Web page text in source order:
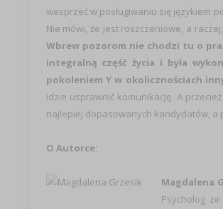
wesprzeć w posługiwaniu się językiem
Nie mówi, że jest roszczeniowe, a
Wbrew pozorom nie chodzi tu o
integralną część życia i była
pokoleniem Y w okolicznościach
idzie usprawnić komunikację. A
najlepiej dopasowanych kandydatów,
O Autorce:
Magdalena
Psycholog